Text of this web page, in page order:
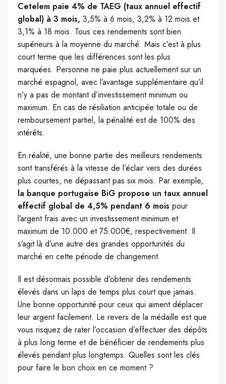
Cetelem paie 4% de TAEG (taux annuel effectif
global) à 3 mois, 3,5% à 6 mois, 3,2% à 12 mois et
3,1% à 18 mois. Tous ces rendements sont bien
supérieurs à la moyenne du marché. Mais c’est à plus
court terme que les différences sont les plus
marquées. Personne ne paie plus actuellement sur un
marché espagnol, avec l’avantage supplémentaire qu’il
n’y a pas de montant d’investissement minimum ou
maximum. En cas de résiliation anticipée totale ou de
remboursement partiel, la pénalité est de 100% des
intérêts.
En réalité, une bonne partie des meilleurs rendements
sont transférés à la vitesse de l’éclair vers des durées
plus courtes, ne dépassant pas six mois. Par exemple,
la banque portugaise BiG propose un taux annuel
effectif global de 4,5% pendant 6 mois pour
l’argent frais avec un investissement minimum et
maximum de 10.000 et 75.000€, respectivement. Il
s’agit là d’une autre des grandes opportunités du
marché en cette période de changement.
Il est désormais possible d’obtenir des rendements
élevés dans un laps de temps plus court que jamais.
Une bonne opportunité pour ceux qui aiment déplacer
leur argent facilement. Le revers de la médaille est que
vous risquez de rater l’occasion d’effectuer des dépôts
à plus long terme et de bénéficier de rendements plus
élevés pendant plus longtemps. Quelles sont les clés
pour faire le bon choix en ce moment ?